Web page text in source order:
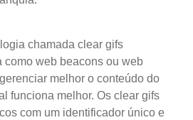
chamada clear gifs
como web beacons ou web
melhor o conteúdo do
funciona melhor. Os clear gifs
com um identificador único e